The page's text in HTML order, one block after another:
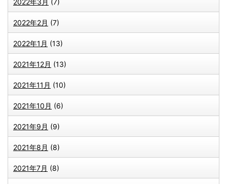
2022年3月 (7)
2022年2月 (7)
2022年1月 (13)
2021年12月 (13)
2021年11月 (10)
2021年10月 (6)
2021年9月 (9)
2021年8月 (8)
2021年7月 (8)